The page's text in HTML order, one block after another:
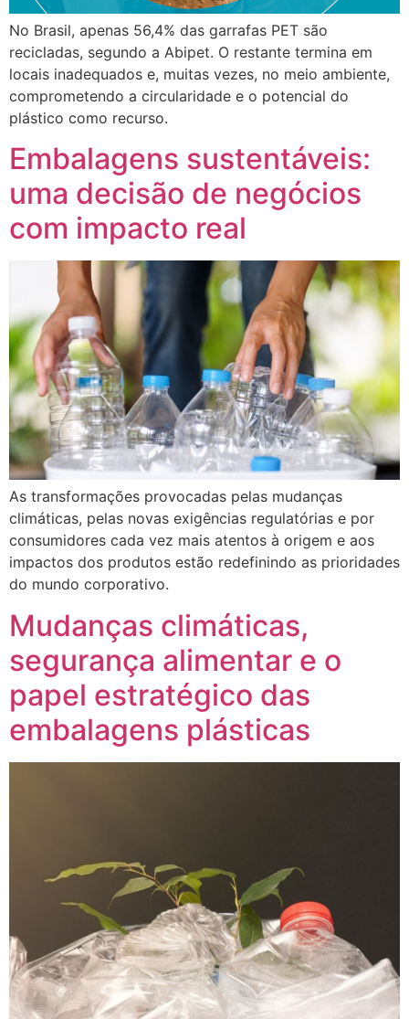
No Brasil, apenas 56,4% das garrafas PET são
recicladas, segundo a Abipet. O restante termina em
locais inadequados e, muitas vezes, no meio ambiente,
comprometendo a circularidade e o potencial do
plástico como recurso.
Embalagens sustentáveis:
uma decisão de negócios
com impacto real
As transformações provocadas pelas mudanças
climáticas, pelas novas exigências regulatórias e por
consumidores cada vez mais atentos à origem e aos
impactos dos produtos estão redefinindo as prioridades
do mundo corporativo.
Mudanças climáticas,
segurança alimentar e o
papel estratégico das
embalagens plásticas